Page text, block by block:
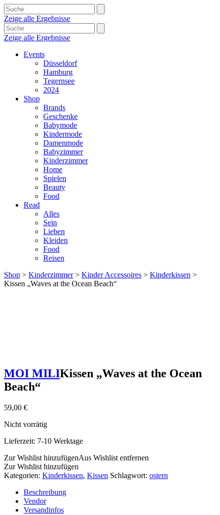
Zeige alle Ergebnisse
Zeige alle Ergebnisse
Events
Düsseldorf
Hamburg
Tegernsee
2024
Shop
Brands
Geschenke
Babymode
Kindermode
Damenmode
Babyzimmer
Kinderzimmer
Home
Spielen
Beauty
Food
Read
Alles
Sein
Lieben
Kleiden
Food
Reisen
Shop > Kinderzimmer> Kinder Accessoires > Kinderkissen >
Kissen „Waves at the Ocean Beach“
MOI MILIKissen „Waves at the Ocean
Beach“
59,00 €
Nicht vorrätig
Lieferzeit: 7-10 Werktage
Zur Wishlist hinzufügenAus Wishlist entfernen
Zur Wishlist hinzufügen
Kategorien: Kinderkissen, Kissen Schlagwort: ostern
Beschreibung
Vendor
Versandinfos